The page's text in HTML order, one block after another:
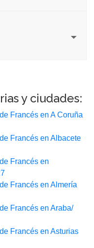
y ciudades:
Francés en A Coruña
Francés en Albacete
Francés en
Francés en Almería
Francés en Araba/
Francés en Asturias